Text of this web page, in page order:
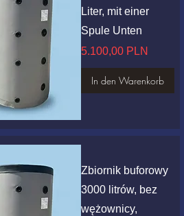
Liter, mit einer
Spule Unten
Preis
5.100,00 PLN
In den Warenkorb
Zbiornik buforowy
3000 litrów, bez
wężownicy,